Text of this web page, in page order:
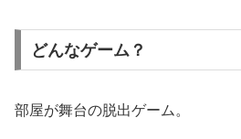
どんなゲーム？
部屋が舞台の脱出ゲーム。